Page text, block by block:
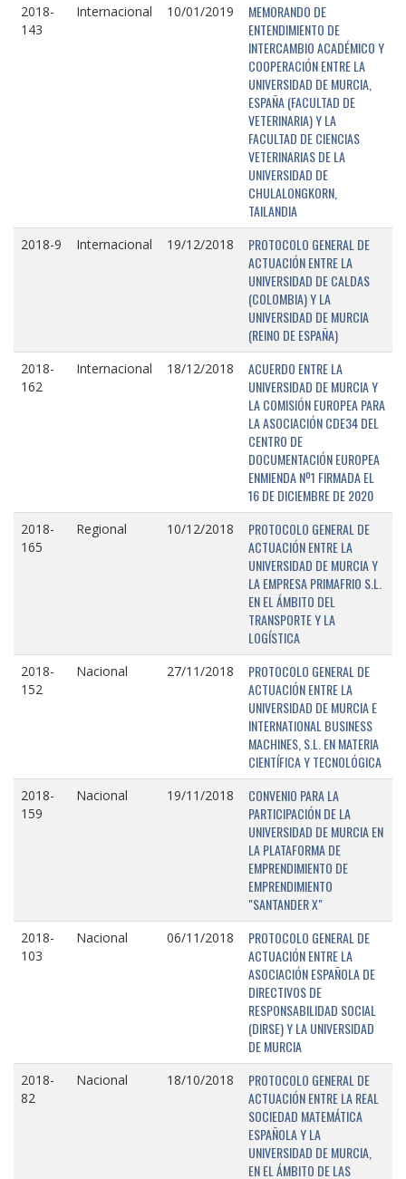
2018-
143
Internacional 10/01/2019
MEMORANDO DE
ENTENDIMIENTO DE
INTERCAMBIO ACADÉMICO Y
COOPERACIÓN ENTRE LA
UNIVERSIDAD DE MURCIA,
ESPAÑA (FACULTAD DE
VETERINARIA) Y LA
FACULTAD DE CIENCIAS
VETERINARIAS DE LA
UNIVERSIDAD DE
CHULALONGKORN,
TAILANDIA
2018-9 Internacional 19/12/2018
PROTOCOLO GENERAL DE
ACTUACIÓN ENTRE LA
UNIVERSIDAD DE CALDAS
(COLOMBIA) Y LA
UNIVERSIDAD DE MURCIA
(REINO DE ESPAÑA)
2018-
162
Internacional 18/12/2018
ACUERDO ENTRE LA
UNIVERSIDAD DE MURCIA Y
LA COMISIÓN EUROPEA PARA
LA ASOCIACIÓN CDE34 DEL
CENTRO DE
DOCUMENTACIÓN EUROPEA
ENMIENDA Nº1 FIRMADA EL
16 DE DICIEMBRE DE 2020
2018-
165
Regional 10/12/2018
PROTOCOLO GENERAL DE
ACTUACIÓN ENTRE LA
UNIVERSIDAD DE MURCIA Y
LA EMPRESA PRIMAFRIO S.L.
EN EL ÁMBITO DEL
TRANSPORTE Y LA
LOGÍSTICA
2018-
152
Nacional 27/11/2018
PROTOCOLO GENERAL DE
ACTUACIÓN ENTRE LA
UNIVERSIDAD DE MURCIA E
INTERNATIONAL BUSINESS
MACHINES, S.L. EN MATERIA
CIENTÍFICA Y TECNOLÓGICA
2018-
159
Nacional 19/11/2018
CONVENIO PARA LA
PARTICIPACIÓN DE LA
UNIVERSIDAD DE MURCIA EN
LA PLATAFORMA DE
EMPRENDIMIENTO DE
EMPRENDIMIENTO
"SANTANDER X"
2018-
103
Nacional 06/11/2018
PROTOCOLO GENERAL DE
ACTUACIÓN ENTRE LA
ASOCIACIÓN ESPAÑOLA DE
DIRECTIVOS DE
RESPONSABILIDAD SOCIAL
(DIRSE) Y LA UNIVERSIDAD
DE MURCIA
2018-
82
Nacional 18/10/2018
PROTOCOLO GENERAL DE
ACTUACIÓN ENTRE LA REAL
SOCIEDAD MATEMÁTICA
ESPAÑOLA Y LA
UNIVERSIDAD DE MURCIA,
EN EL ÁMBITO DE LAS